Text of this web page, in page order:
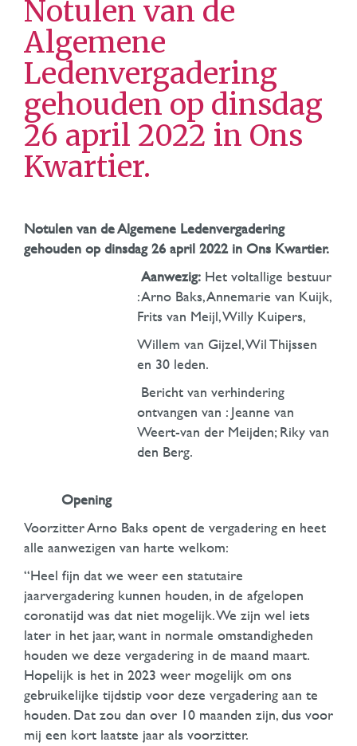
Notulen van de
Algemene
Ledenvergadering
gehouden op dinsdag
26 april 2022 in Ons
Kwartier.
Notulen van de Algemene Ledenvergadering
gehouden op dinsdag 26 april 2022 in Ons Kwartier.
Aanwezig:Het voltallige bestuur
: Arno Baks, Annemarie van Kuijk,
Frits van Meijl, Willy Kuipers,
Willem van Gijzel, Wil Thijssen
en 30 leden.
Bericht van verhindering
ontvangen van : Jeanne van
Weert-van der Meijden; Riky van
den Berg.
Opening
Voorzitter Arno Baks opent de vergadering en heet
alle aanwezigen van harte welkom:
“Heel fijn dat we weer een statutaire
jaarvergadering kunnen houden, in de afgelopen
coronatijd was dat niet mogelijk. We zijn wel iets
later in het jaar, want in normale omstandigheden
houden we deze vergadering in de maand maart.
Hopelijk is het in 2023 weer mogelijk om ons
gebruikelijke tijdstip voor deze vergadering aan te
houden. Dat zou dan over 10 maanden zijn, dus voor
mij een kort laatste jaar als voorzitter.